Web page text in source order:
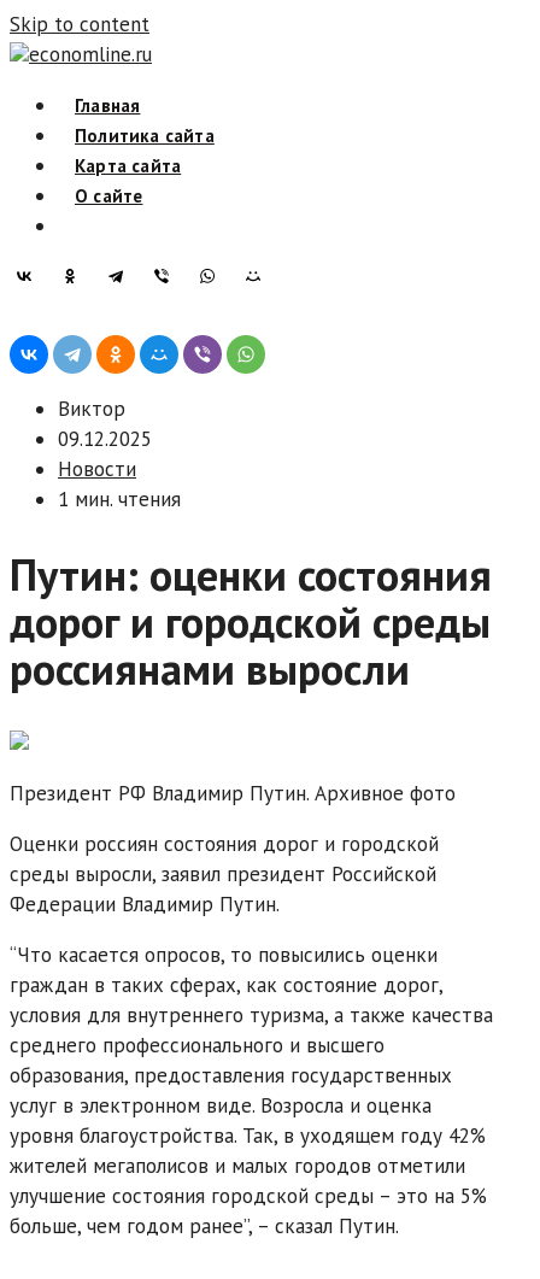
Skip to content
economline.ru
Главная
Политика сайта
Карта сайта
О сайте
Виктор
09.12.2025
Новости
1 мин. чтения
Путин: оценки состояния
дорог и городской среды
россиянами выросли
Президент РФ Владимир Путин. Архивное фото
Оценки россиян состояния дорог и городской
среды выросли, заявил президент Российской
Федерации Владимир Путин.
“Что касается опросов, то повысились оценки
граждан в таких сферах, как состояние дорог,
условия для внутреннего туризма, а также качества
среднего профессионального и высшего
образования, предоставления государственных
услуг в электронном виде. Возросла и оценка
уровня благоустройства. Так, в уходящем году 42%
жителей мегаполисов и малых городов отметили
улучшение состояния городской среды – это на 5%
больше, чем годом ранее”, – сказал Путин.